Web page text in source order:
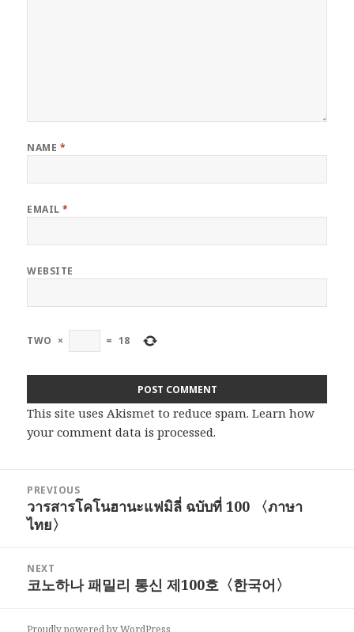
NAME *
EMAIL*
WEBSITE
TWO × = 18
This site uses Akismet to reduce spam.Learn how
your comment data is processed.
navigation
PREVIOUS
Previous
post:
วารสารโคโนฮานะแฟมิลี่ ฉบับที่ 100 〈ภาษา
ไทย〉
NEXT
Next
코노하나 패밀리 통신 제100호〈한국어〉
Proudly powered by WordPress